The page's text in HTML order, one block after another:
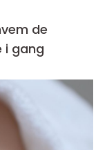
de
i gang